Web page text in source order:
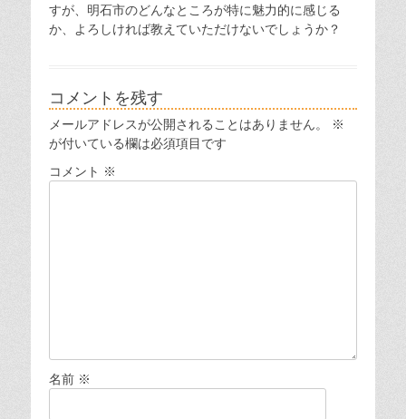
すが、明石市のどんなところが特に魅力的に感じる
か、よろしければ教えていただけないでしょうか？
コメントを残す
メールアドレスが公開されることはありません。
※
が付いている欄は必須項目です
コメント ※
名前 ※